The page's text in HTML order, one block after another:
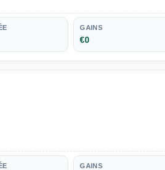
GAINS
€0
GAINS